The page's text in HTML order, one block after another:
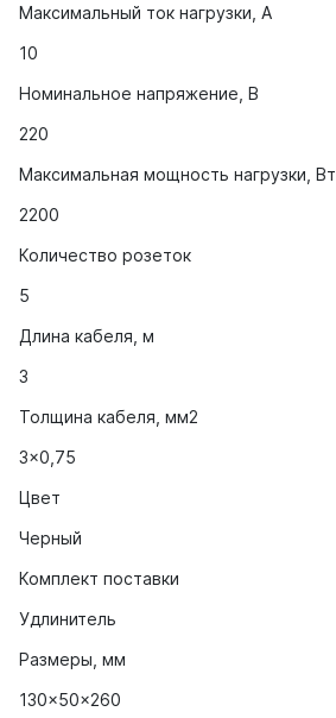
Максимальный ток нагрузки, A
10
Номинальное напряжение, В
220
Максимальная мощность нагрузки, Вт
2200
Количество розеток
5
Длина кабеля, м
3
Толщина кабеля, мм2
3x0,75
Цвет
Черный
Комплект поставки
Удлинитель
Размеры, мм
130x50x260